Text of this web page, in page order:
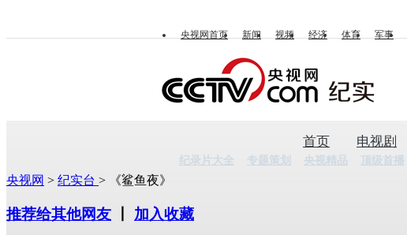
央视网首页 新闻 视频 经济 体育 军事
首页 电视剧
纪录片大全 专题策划 央视精品 顶级首播
央视网 > 纪实台 > 《鲨鱼夜》
推荐给其他网友 加入收藏